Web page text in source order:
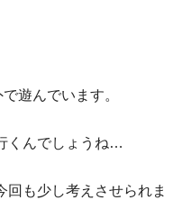
遊んでいます。
くんでしょうね…
回も少し考えさせられま